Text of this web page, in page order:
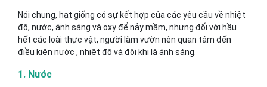
Nói chung, hạt giống có sự kết hợp của các yêu cầu về nhiệt
độ, nước, ánh sáng và oxy để nảy mầm, nhưng đối với hầu
hết các loài thực vật, người làm vườn nên quan tâm đến
điều kiện nước , nhiệt độ và đôi khi là ánh sáng.
1. Nước